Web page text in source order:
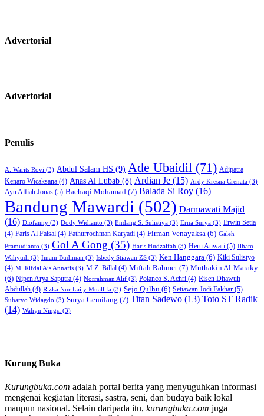
Advertorial
Advertorial
Penulis
A. Warits Rovi (3) Abdul Salam HS (9) Ade Ubaidil (71) Adipatra
Kenaro Wicaksana (4) Anas Al Lubab (8) Ardian Je (15) Ardy Kresna Crenata (3)
Ayu Alfiah Jonas (5) Baehaqi Mohamad (7) Balada Si Roy (16)
Bandung Mawardi (502) Darmawati Majid
(16) Diofanny (3) Dody Widianto (3) Endang S. Sulistiya (3) Erna Surya (3) Erwin Setia
(4) Faris Al Faisal (4) Fathurrochman Karyadi (4) Firman Venayaksa (6) Galeh
Pramudianto (3) Gol A Gong (35) Haris Hudzaifah (3) Heru Anwari (5) Ilham
Wahyudi (3) Imam Budiman (3) Isbedy Stiawan ZS (3) Ken Hanggara (6) Kiki Sulistyo
(4) M. Rifdal Ais Annafis (3) M.Z. Billal (4) Miftah Rahmet (7) Muthakin Al-Maraky
(6) Nipen Arya Saputra (4) Norrahman Alif (3) Polanco S. Achri (4) Risen Dhawuh
Abdullah (4) Rizka Nur Laily Muallifa (3) Sejo Qulhu (6) Setiawan Jodi Fakhar (5)
Suharyo Widagdo (3) Surya Gemilang (7) Titan Sadewo (13) Toto ST Radik
(14) Wahyu Ningsi (3)
Kurung Buka
Kurungbuka.com adalah portal berita yang menyuguhkan informasi
mengenai kegiatan literasi, sastra, seni, dan budaya baik lokal
maupun nasional. Selain daripada itu, kurungbuka.com juga